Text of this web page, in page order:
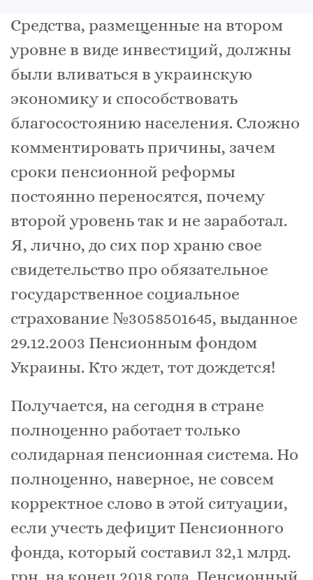
Средства, размещенные на втором
уровне в виде инвестиций, должны
были вливаться в украинскую
экономику и способствовать
благосостоянию населения. Сложно
комментировать причины, зачем
сроки пенсионной реформы
постоянно переносятся, почему
второй уровень так и не заработал.
Я, лично, до сих пор храню свое
свидетельство про обязательное
государственное социальное
страхование №3058501645, выданное
29.12.2003 Пенсионным фондом
Украины. Кто ждет, тот дождется!
Получается, на сегодня в стране
полноценно работает только
солидарная пенсионная система. Но
полноценно, наверное, не совсем
корректное слово в этой ситуации,
если учесть дефицит Пенсионного
фонда, который составил 32,1 млрд.